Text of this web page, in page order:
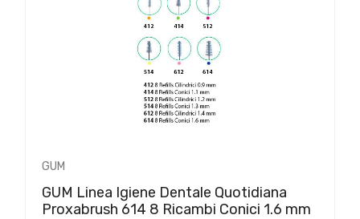
GUM
GUM Linea Igiene Dentale Quotidiana
Proxabrush 614 8 Ricambi Conici 1.6 mm